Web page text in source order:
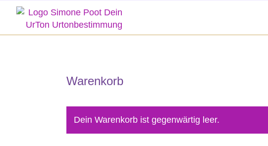
Warenkorb
Dein Warenkorb ist gegenwärtig leer.